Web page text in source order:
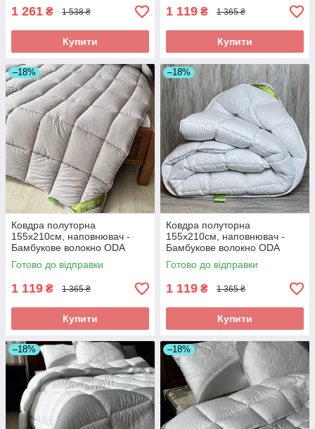
1 261 ₴ 1 538 ₴
Купити
1 119 ₴ 1 365 ₴
Купити
–18%
Ковдра полуторна
155х210см, наповнювач -
Бамбукове волокно ODA
bamboo Одіяло полуторний
розмір
Готово до відправки
1 119 ₴ 1 365 ₴
Купити
–18%
Ковдра полуторна
155х210см, наповнювач -
Бамбукове волокно ODA
bamboo Одіяло півторашний
розмір
Готово до відправки
1 119 ₴ 1 365 ₴
Купити
–18% –18%